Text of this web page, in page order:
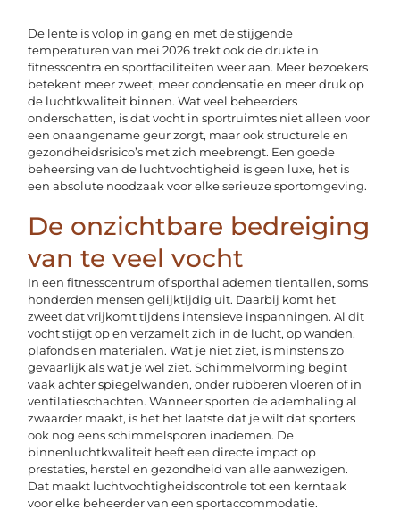
De lente is volop in gang en met de stijgende
temperaturen van mei 2026 trekt ook de drukte in
fitnesscentra en sportfaciliteiten weer aan. Meer bezoekers
betekent meer zweet, meer condensatie en meer druk op
de luchtkwaliteit binnen. Wat veel beheerders
onderschatten, is dat vocht in sportruimtes niet alleen voor
een onaangename geur zorgt, maar ook structurele en
gezondheidsrisico’s met zich meebrengt. Een goede
beheersing van de luchtvochtigheid is geen luxe, het is
een absolute noodzaak voor elke serieuze sportomgeving.
De onzichtbare bedreiging
van te veel vocht
In een fitnesscentrum of sporthal ademen tientallen, soms
honderden mensen gelijktijdig uit. Daarbij komt het
zweet dat vrijkomt tijdens intensieve inspanningen. Al dit
vocht stijgt op en verzamelt zich in de lucht, op wanden,
plafonds en materialen. Wat je niet ziet, is minstens zo
gevaarlijk als wat je wel ziet. Schimmelvorming begint
vaak achter spiegelwanden, onder rubberen vloeren of in
ventilatieschachten. Wanneer sporten de ademhaling al
zwaarder maakt, is het het laatste dat je wilt dat sporters
ook nog eens schimmelsporen inademen. De
binnenluchtkwaliteit heeft een directe impact op
prestaties, herstel en gezondheid van alle aanwezigen.
Dat maakt luchtvochtigheidscontrole tot een kerntaak
voor elke beheerder van een sportaccommodatie.